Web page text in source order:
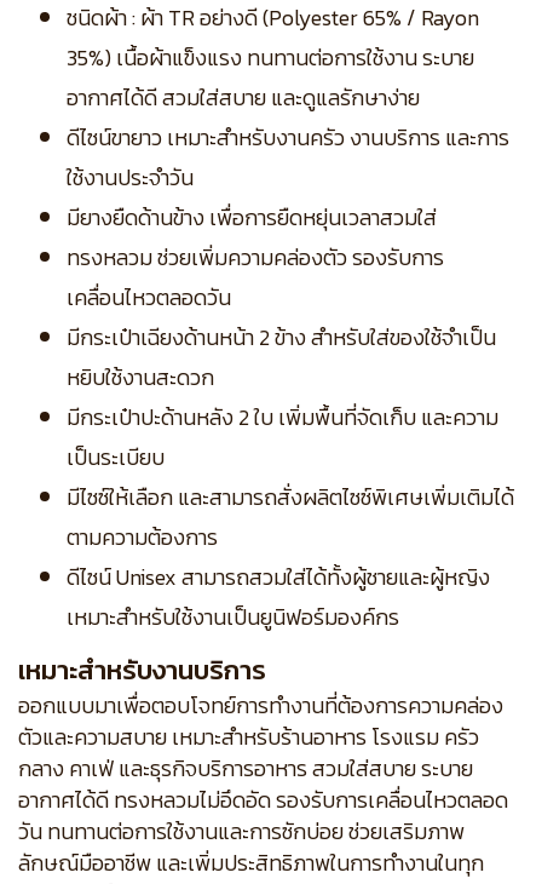
ชนิดผ้า : ผ้า TR อย่างดี (Polyester 65% / Rayon
35%) เนื้อผ้าแข็งแรง ทนทานต่อการใช้งาน ระบาย
อากาศได้ดี สวมใส่สบาย และดูแลรักษาง่าย
ดีไซน์ขายาว เหมาะสำหรับงานครัว งานบริการ และการ
ใช้งานประจำวัน
มียางยืดด้านข้าง เพื่อการยืดหยุ่นเวลาสวมใส่
ทรงหลวม ช่วยเพิ่มความคล่องตัว รองรับการ
เคลื่อนไหวตลอดวัน
มีกระเป๋าเฉียงด้านหน้า 2 ข้าง สำหรับใส่ของใช้จำเป็น
หยิบใช้งานสะดวก
มีกระเป๋าปะด้านหลัง 2 ใบ เพิ่มพื้นที่จัดเก็บ และความ
เป็นระเบียบ
มีไซซ์ให้เลือก และสามารถสั่งผลิตไซซ์พิเศษเพิ่มเติมได้
ตามความต้องการ
ดีไซน์ Unisex สามารถสวมใส่ได้ทั้งผู้ชายและผู้หญิง
เหมาะสำหรับใช้งานเป็นยูนิฟอร์มองค์กร
เหมาะสำหรับงานบริการ
ออกแบบมาเพื่อตอบโจทย์การทำงานที่ต้องการความคล่อง
ตัวและความสบาย เหมาะสำหรับร้านอาหาร โรงแรม ครัว
กลาง คาเฟ่ และธุรกิจบริการอาหาร สวมใส่สบาย ระบาย
อากาศได้ดี ทรงหลวมไม่อึดอัด รองรับการเคลื่อนไหวตลอด
วัน ทนทานต่อการใช้งานและการซักบ่อย ช่วยเสริมภาพ
ลักษณ์มืออาชีพ และเพิ่มประสิทธิภาพในการทำงานในทุก